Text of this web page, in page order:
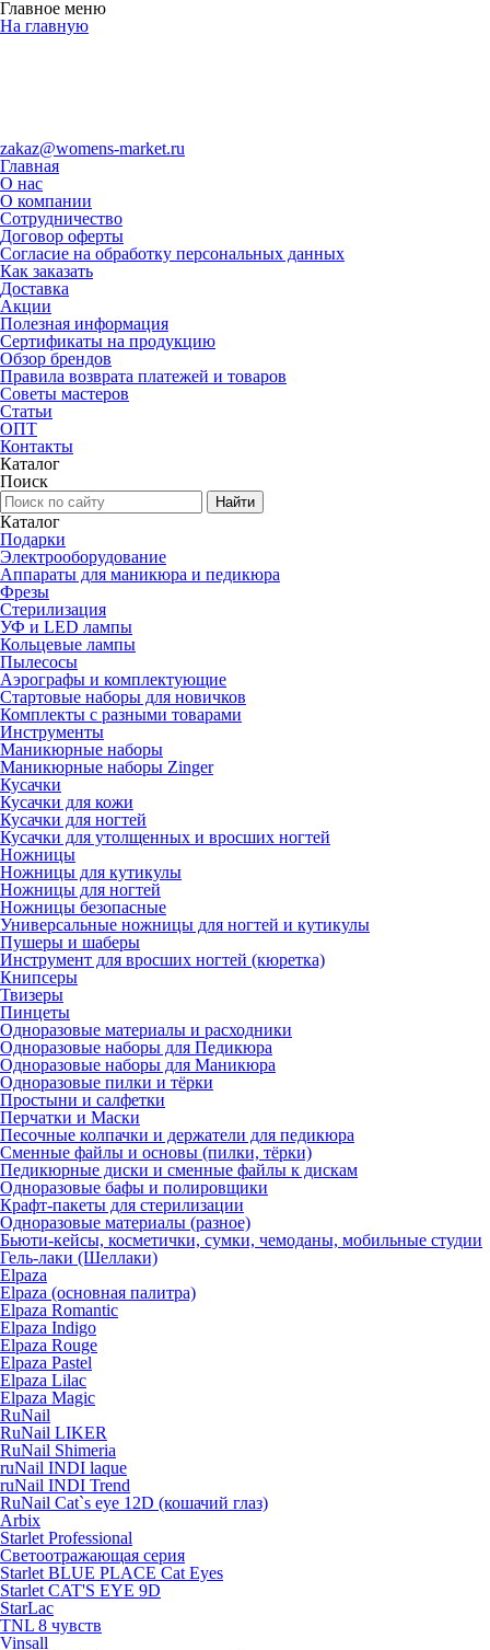
Главное меню
На главную
zakaz@womens-market.ru
Главная
О нас
О компании
Сотрудничество
Договор оферты
Согласие на обработку персональных данных
Как заказать
Доставка
Акции
Полезная информация
Сертификаты на продукцию
Обзор брендов
Правила возврата платежей и товаров
Советы мастеров
Статьи
ОПТ
Контакты
Каталог
Поиск
Каталог
Подарки
Электро­оборудование
Аппараты для маникюра и педикюра
Фрезы
Стерилизация
УФ и LED лампы
Кольцевые лампы
Пылесосы
Аэрографы и комплектующие
Стартовые наборы для новичков
Комплекты с разными товарами
Инструменты
Маникюрные наборы
Маникюрные наборы Zinger
Кусачки
Кусачки для кожи
Кусачки для ногтей
Кусачки для утолщенных и вросших ногтей
Ножницы
Ножницы для кутикулы
Ножницы для ногтей
Ножницы безопасные
Универсальные ножницы для ногтей и кутикулы
Пушеры и шаберы
Инструмент для вросших ногтей (кюретка)
Книпсеры
Твизеры
Пинцеты
Одноразовые материалы и расходники
Одноразовые наборы для Педикюра
Одноразовые наборы для Маникюра
Одноразовые пилки и тёрки
Простыни и салфетки
Перчатки и Маски
Песочные колпачки и держатели для педикюра
Cменные файлы и основы (пилки, тёрки)
Педикюрные диски и сменные файлы к дискам
Одноразовые бафы и полировщики
Крафт-пакеты для стерилизации
Одноразовые материалы (разное)
Бьюти-кейсы, косметички, сумки, чемоданы, мобильные студии
Гель-лаки (Шеллаки)
Elpaza
Elpaza (основная палитра)
Elpaza Romantic
Elpaza Indigo
Elpaza Rouge
Elpaza Pastel
Elpaza Lilac
Elpaza Magic
RuNail
RuNail LIKER
RuNail Shimeria
ruNail INDI laque
ruNail INDI Trend
RuNail Cat`s eye 12D (кошачий глаз)
Arbix
Starlet Professional
Светоотражающая серия
Starlet BLUE PLACE Cat Eyes
Starlet CAT'S EYE 9D
StarLac
TNL 8 чувств
Vinsall